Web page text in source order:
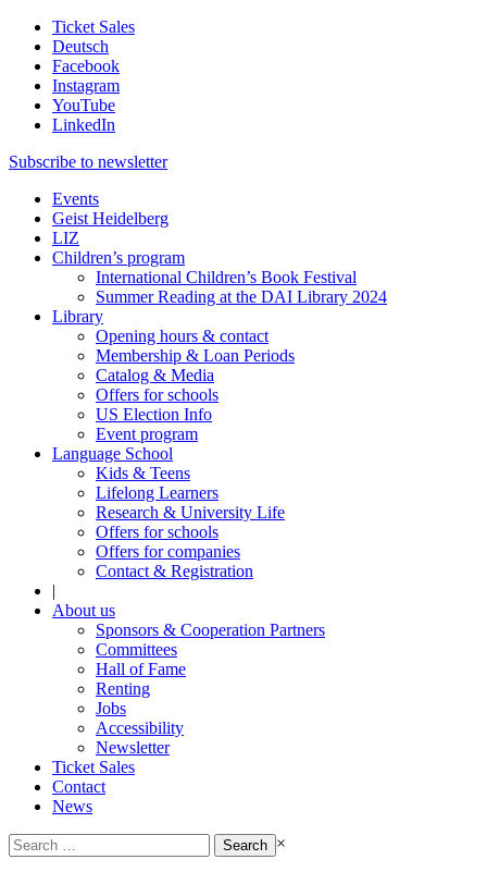
Ticket Sales
Deutsch
Facebook
Instagram
YouTube
LinkedIn
Subscribe to newsletter
Events
Geist Heidelberg
LIZ
Children’s program
International Children’s Book Festival
Summer Reading at the DAI Library 2024
Library
Opening hours & contact
Membership & Loan Periods
Catalog & Media
Offers for schools
US Election Info
Event program
Language School
Kids & Teens
Lifelong Learners
Research & University Life
Offers for schools
Offers for companies
Contact & Registration
|
About us
Sponsors & Cooperation Partners
Committees
Hall of Fame
Renting
Jobs
Accessibility
Newsletter
Ticket Sales
Contact
News
Search
for:
×